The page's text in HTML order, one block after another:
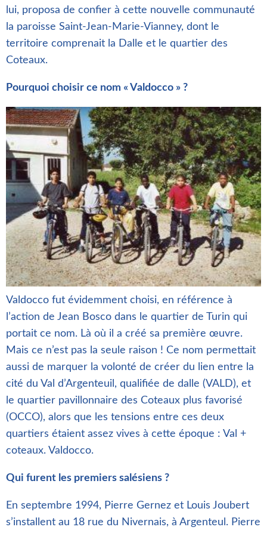
lui, proposa de confier à cette nouvelle communauté
la paroisse Saint-Jean-Marie-Vianney, dont le
territoire comprenait la Dalle et le quartier des
Coteaux.
Pourquoi choisir ce nom « Valdocco » ?
Valdocco fut évidemment choisi, en référence à
l’action de Jean Bosco dans le quartier de Turin qui
portait ce nom. Là où il a créé sa première œuvre.
Mais ce n’est pas la seule raison ! Ce nom permettait
aussi de marquer la volonté de créer du lien entre la
cité du Val d’Argenteuil, qualifiée de dalle (VALD), et
le quartier pavillonnaire des Coteaux plus favorisé
(OCCO), alors que les tensions entre ces deux
quartiers étaient assez vives à cette époque : Val +
coteaux. Valdocco.
Qui furent les premiers salésiens ?
En septembre 1994, Pierre Gernez et Louis Joubert
s’installent au 18 rue du Nivernais, à Argenteul. Pierre